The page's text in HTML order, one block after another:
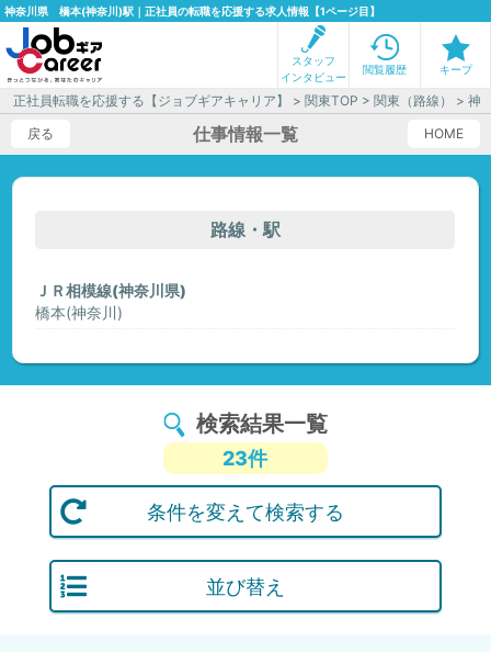
神奈川県 橋本(神奈川)駅｜正社員の転職を応援する求人情報【1ページ目】
スタッフ
インタビュー
閲覧履歴 キープ
正社員転職を応援する【ジョブギアキャリア】 >関東TOP >関東（路線） >神
戻る
HOME
仕事情報一覧
路線・駅
ＪＲ相模線(神奈川県)
橋本(神奈川)
検索結果一覧
23件
条件を変えて検索する
並び替え